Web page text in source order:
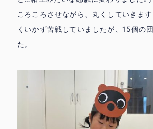
ころころさせながら、丸くしていきま
くいかず苦戦していましたが、15個の
た。
鳩の子保育園の特色
▶
園
城北園アクセス ▶
instagram